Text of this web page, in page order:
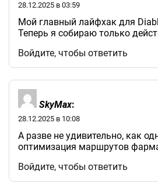
28.12.2025 в 03:59
Мой главный лайфхак для
Теперь я собираю только
Войдите, чтобы ответить
SkyMax:
28.12.2025 в 10:08
А разве не удивительно, как
оптимизация маршрутов
Войдите, чтобы ответить